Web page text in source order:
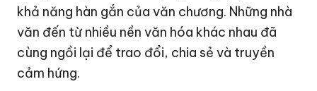
khả năng hàn gắn của văn chương. Những nhà
văn đến từ nhiều nền văn hóa khác nhau đã
cùng ngồi lại để trao đổi, chia sẻ và truyền
cảm hứng.